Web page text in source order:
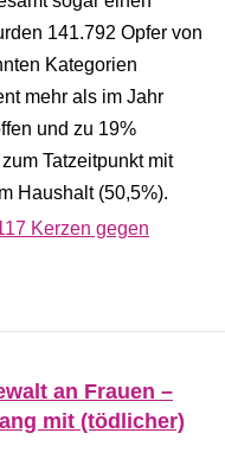
141.792 Opfer von
Kategorien
mehr als im Jahr
und zu 19%
Tatzeitpunkt mit
Haushalt (50,5%).
Kerzen gegen
an Frauen –
mit (tödlicher)